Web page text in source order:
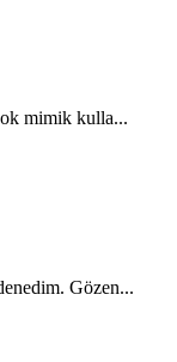
mimik kulla...
Gözen...